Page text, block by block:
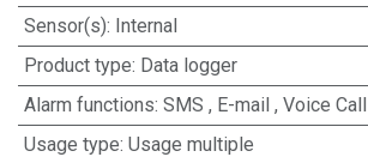
Sensor(s): Internal
Product type: Data logger
Alarm functions: SMS , E-mail, Voice Call
Usage type: Usage multiple